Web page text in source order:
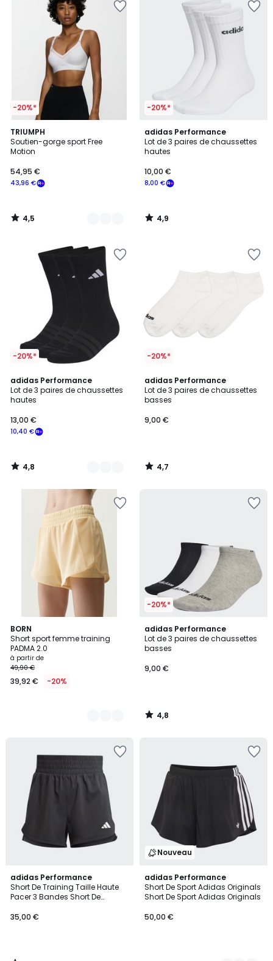
-20%*
TRIUMPH
Soutien-gorge sport Free
Motion
43,96 €
54,95 €
4,5
/ 5
2
Couleurs
4,5
/
-20%*
adidas Performance
Lot de 3 paires de chaussettes
hautes
8,00 €
10,00 €
4,9
/ 5
4,9
/
-20%*
adidas Performance
Lot de 3 paires de chaussettes
hautes
10,40 €
13,00 €
4,8
/ 5
3
Couleurs
4,8
/
-20%*
adidas Performance
Lot de 3 paires de chaussettes
basses
9,00 €
4,7
/ 5
4,7
/
BORN
Short sport femme training
PADMA 2.0
à partir de
49,90 €
39,92 € -20%
7
Couleurs
-20%*
adidas Performance
Lot de 3 paires de chaussettes
basses
9,00 €
4,8
/ 5
4,8
/
adidas Performance
Short De Training Taille Haute
Pacer 3 Bandes Short De
Bandes
35,00 €
4,6
/ 5
Nouveau
adidas Performance
Short De Sport Adidas Originals
Short De Sport Adidas Originals
50,00 €
3
Couleurs